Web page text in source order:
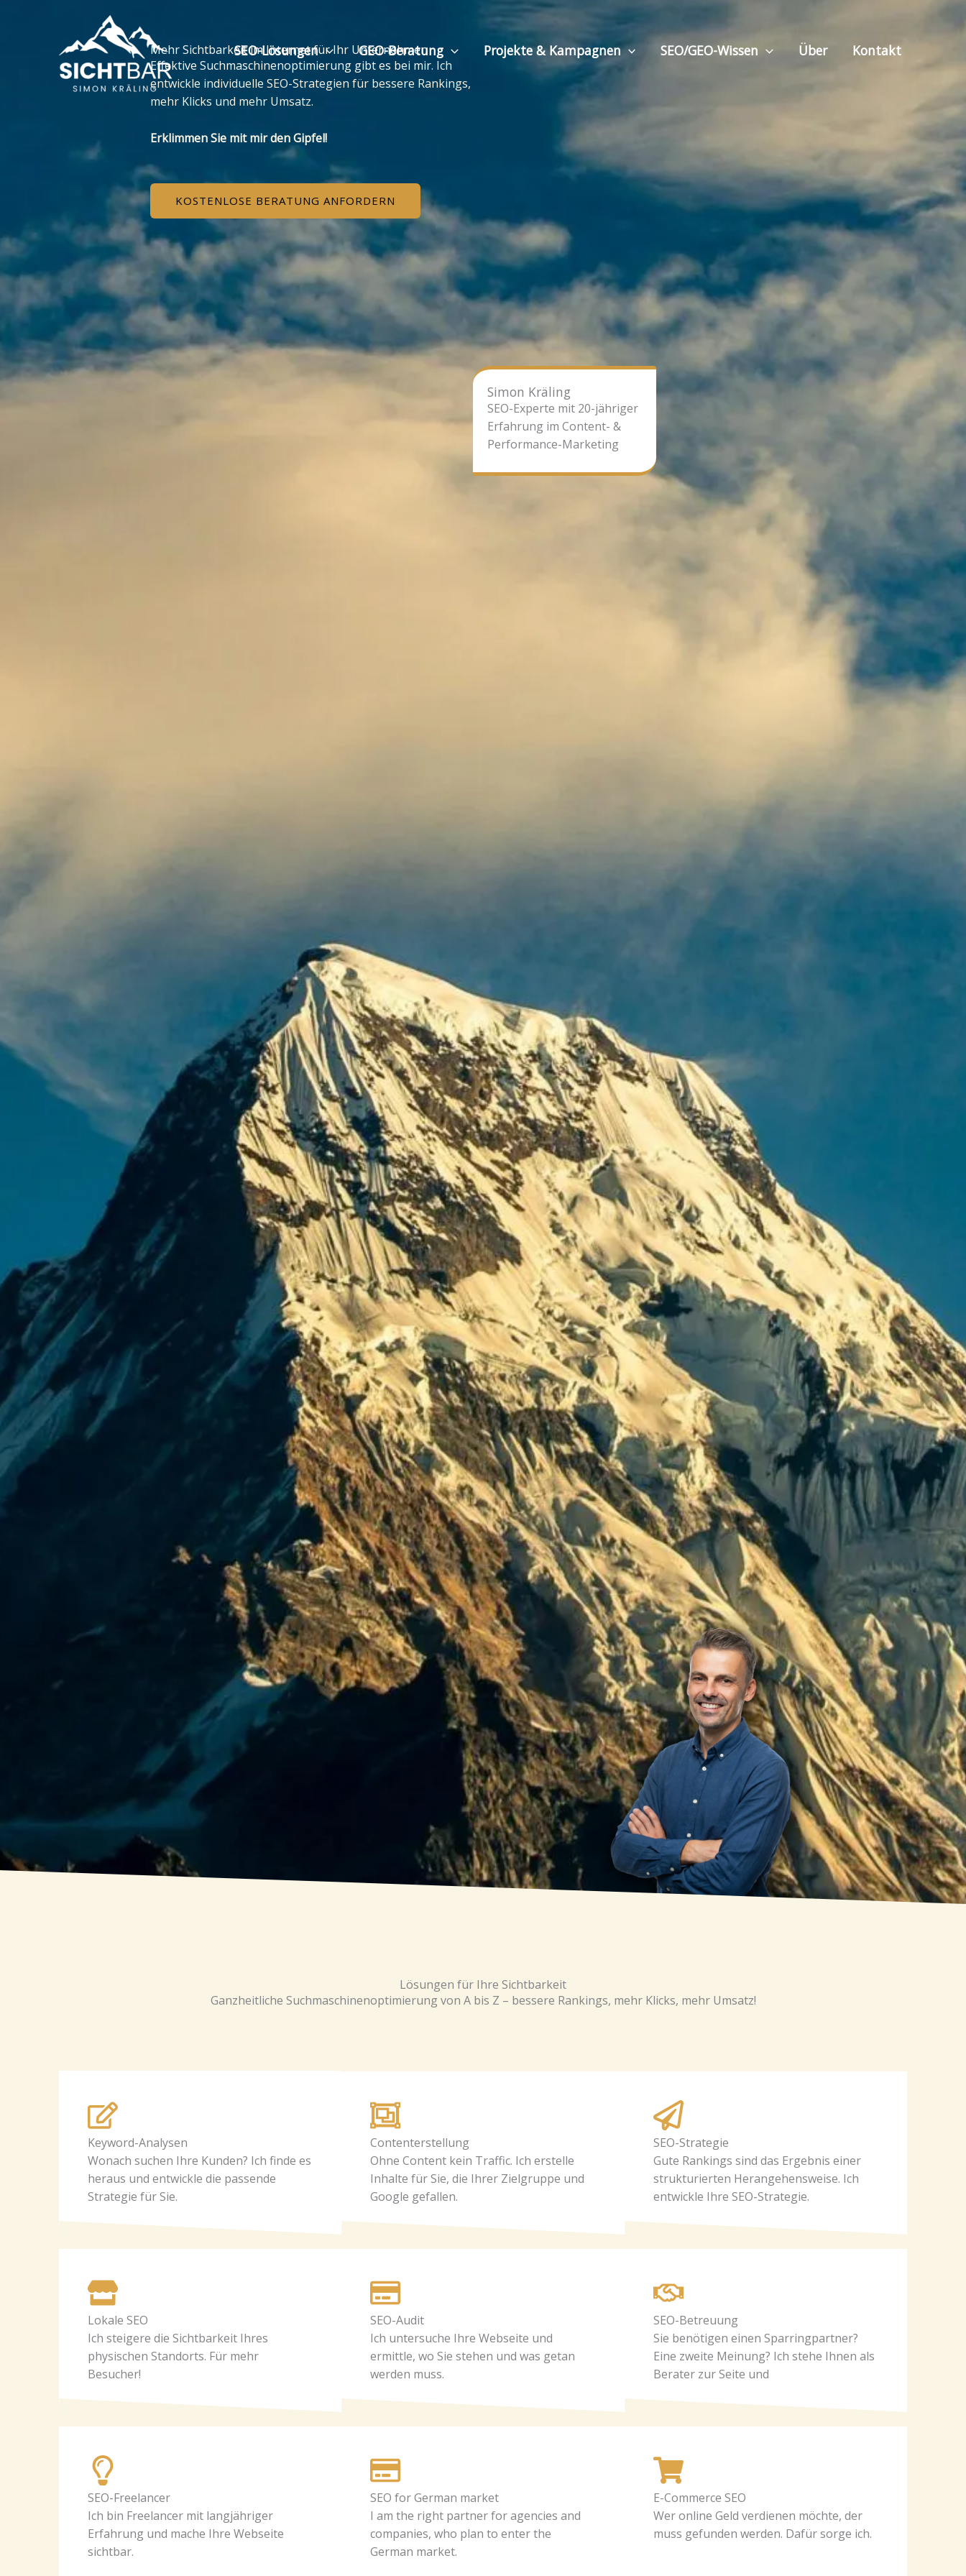
SEO-Lösungen GEO-Beratung Projekte & Kampagnen SEO/GEO-Wissen Über Kontakt
Mehr Sichtbarkeit im Internet für Ihr Unternehmen
Effektive Suchmaschinenoptimierung gibt es bei mir. Ich
entwickle individuelle SEO-Strategien für bessere Rankings,
mehr Klicks und mehr Umsatz.
Erklimmen Sie mit mir den Gipfel!
KOSTENLOSE BERATUNG ANFORDERN
Simon Kräling
SEO-Experte mit 20-jähriger
Erfahrung im Content- &
Performance-Marketing
Lösungen für Ihre Sichtbarkeit
Ganzheitliche Suchmaschinenoptimierung von A bis Z – bessere Rankings, mehr Klicks, mehr Umsatz!
Keyword-Analysen
Wonach suchen Ihre Kunden? Ich finde es
heraus und entwickle die passende
Strategie für Sie.
Contenterstellung
Ohne Content kein Traffic. Ich erstelle
Inhalte für Sie, die Ihrer Zielgruppe und
Google gefallen.
SEO-Strategie
Gute Rankings sind das Ergebnis einer
strukturierten Herangehensweise. Ich
entwickle Ihre SEO-Strategie.
Lokale SEO
Ich steigere die Sichtbarkeit Ihres
physischen Standorts. Für mehr
Besucher!
SEO-Audit
Ich untersuche Ihre Webseite und
ermittle, wo Sie stehen und was getan
werden muss.
SEO-Betreuung
Sie benötigen einen Sparringpartner?
Eine zweite Meinung? Ich stehe Ihnen als
Berater zur Seite und
SEO-Freelancer
Ich bin Freelancer mit langjähriger
Erfahrung und mache Ihre Webseite
sichtbar.
SEO for German market
I am the right partner for agencies and
companies, who plan to enter the
German market.
E-Commerce SEO
Wer online Geld verdienen möchte, der
muss gefunden werden. Dafür sorge ich.